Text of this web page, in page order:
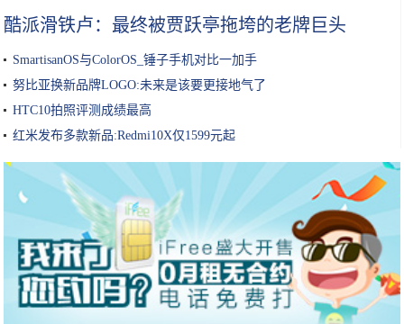
酷派滑铁卢：最终被贾跃亭拖垮的老牌巨头
SmartisanOS与ColorOS_锤子手机对比一加手
努比亚换新品牌LOGO:未来是该要更接地气了
HTC10拍照评测成绩最高
红米发布多款新品:Redmi10X仅1599元起